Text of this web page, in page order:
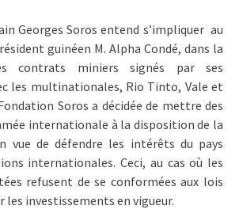
Georges Soros entend s’impliquer au
guinéen M. Alpha Condé, dans la
contrats miniers signés par ses
les multinationales, Rio Tinto, Vale et
Soros a décidée de mettre des
internationale à la disposition de la
vue de défendre les intérêts du pays
internationales. Ceci, au cas où les
refusent de se conformées aux lois
investissements en vigueur.